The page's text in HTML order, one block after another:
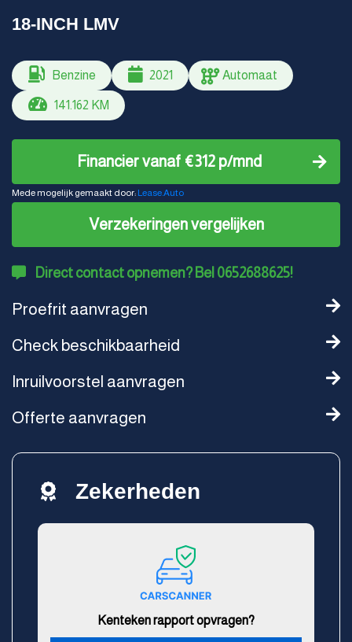
18-INCH LMV
Benzine 2021 Automaat
141.162 KM
Financier vanaf €312 p/mnd
Mede mogelijk gemaakt door: Lease.Auto
Verzekeringen vergelijken
Direct contact opnemen? Bel 0652688625!
Proefrit aanvragen
Check beschikbaarheid
Inruilvoorstel aanvragen
Offerte aanvragen
Zekerheden
Kenteken rapport opvragen?